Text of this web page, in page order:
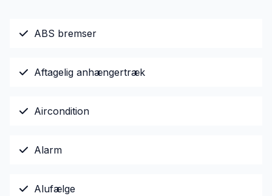
ABS bremser
Aftagelig anhængertræk
Aircondition
Alarm
Alufælge